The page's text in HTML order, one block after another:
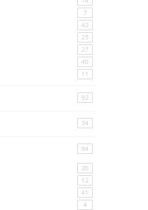
7
42
23
27
48
11
92
34
94
20
12
41
4